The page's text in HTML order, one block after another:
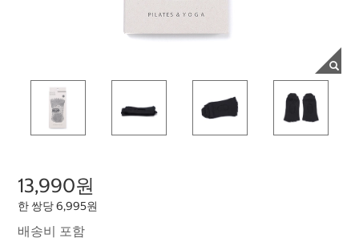
13,990원
한 쌍당 6,995원
배송비 포함